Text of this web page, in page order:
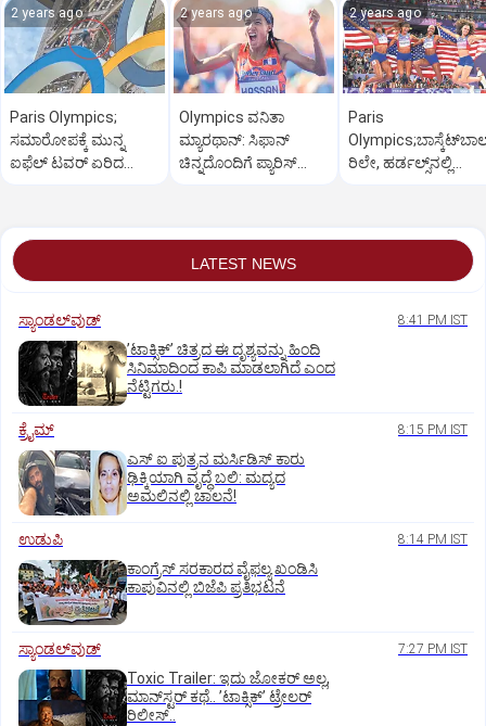
2 years ago
Paris Olympics;
ಸಮಾರೋಪಕ್ಕೆ ಮುನ್ನ
ಐಫೆಲ್‌ ಟವರ್‌ ಏರಿದ
2 years ago
Olympics ವನಿತಾ
ಮ್ಯಾರಥಾನ್‌: ಸಿಫಾನ್‌
ಚಿನ್ನದೊಂದಿಗೆ ಪ್ಯಾರಿಸ್‌
2 years ago
Paris
ರಿಲೇ, ಹರ್ಡಲ್ಸ್‌ನಲ್ಲಿ
LATEST NEWS
ಸ್ಯಾಂಡಲ್‌ವುಡ್‌ 8:41 PM IST
ʼಟಾಕ್ಸಿಕ್‌ʼ ಚಿತ್ರದ ಈ ದೃಶ್ಯವನ್ನು ಹಿಂದಿ
ಸಿನಿಮಾದಿಂದ ಕಾಪಿ ಮಾಡಲಾಗಿದೆ ಎಂದ
ನೆಟ್ಟಿಗರು.!
ಕ್ರೈಮ್ 8:15 PM IST
ಎಸ್ ಐ ಪುತ್ರನ ಮರ್ಸಿಡಿಸ್‌ ಕಾರು
ಢಿಕ್ಕಿಯಾಗಿ ವೃದ್ಧೆ ಬಲಿ: ಮದ್ಯದ
ಅಮಲಿನಲ್ಲಿ ಚಾಲನೆ!
ಉಡುಪಿ 8:14 PM IST
ಕಾಂಗ್ರೆಸ್ ಸರಕಾರದ ವೈಫಲ್ಯ ಖಂಡಿಸಿ
ಕಾಪುವಿನಲ್ಲಿ ಬಿಜೆಪಿ ಪ್ರತಿಭಟನೆ
ಸ್ಯಾಂಡಲ್‌ವುಡ್‌ 7:27 PM IST
Toxic Trailer: ಇದು ಜೋಕರ್‌ ಅಲ್ಲ,
ಮಾನ್‌ಸ್ಟರ್‌ ಕಥೆ.. ʼಟಾಕ್ಸಿಕ್‌ʼ ಟ್ರೇಲರ್‌
ರಿಲೀಸ್..